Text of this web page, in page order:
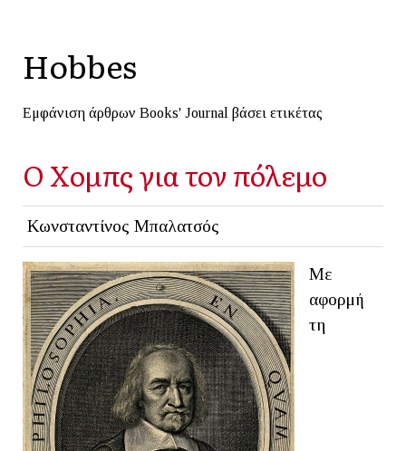
Hobbes
Εμφάνιση άρθρων Books' Journal βάσει ετικέτας
Ο Χομπς για τον πόλεμο
Κωνσταντίνος Μπαλατσός
Με
αφορμή
τη